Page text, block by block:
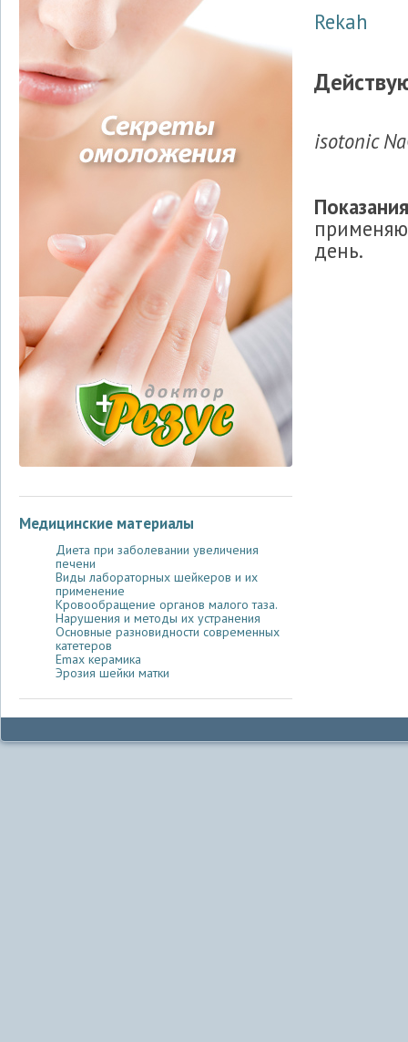
Медицинские материалы
Диета при заболевании увеличения
печени
Виды лабораторных шейкеров и их
применение
Кровообращение органов малого таза.
Нарушения и методы их устранения
Основные разновидности современных
катетеров
Emax керамика
Эрозия шейки матки
Rekah
isotonic
день.